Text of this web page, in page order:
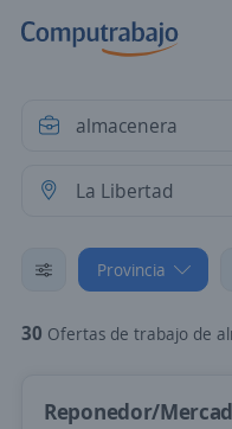
Provincia
30 Ofertas de trabajo de
Reponedor/